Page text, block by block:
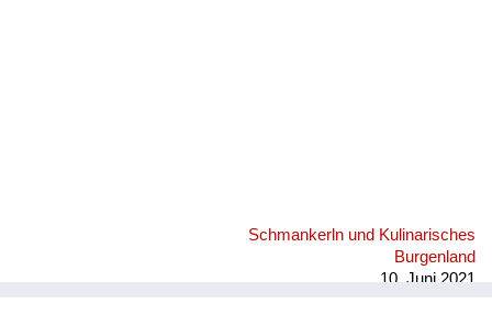
Schmankerln und Kulinarisches
Burgenland
10. Juni 2021